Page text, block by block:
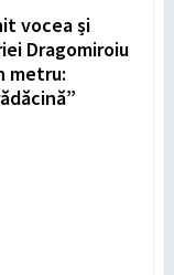
vocea și
Dragomiroiu
metru: